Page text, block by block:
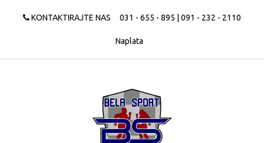
KONTAKTIRAJTE NAS 031 - 655 - 895 | 091 - 232 - 2110
Naplata